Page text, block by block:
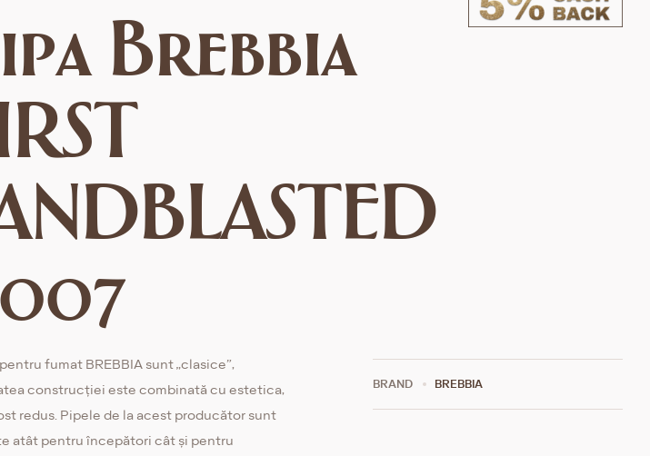
Brebbia
fumat BREBBIA sunt „clasice”,
construcției este combinată cu estetica,
redus. Pipele de la acest producător sunt
atât pentru începători cât și pentru
BRAND BREBBIA